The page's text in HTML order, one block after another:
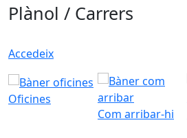
Plànol / Carrers
Accedeix
Oficines
Com arribar-hi